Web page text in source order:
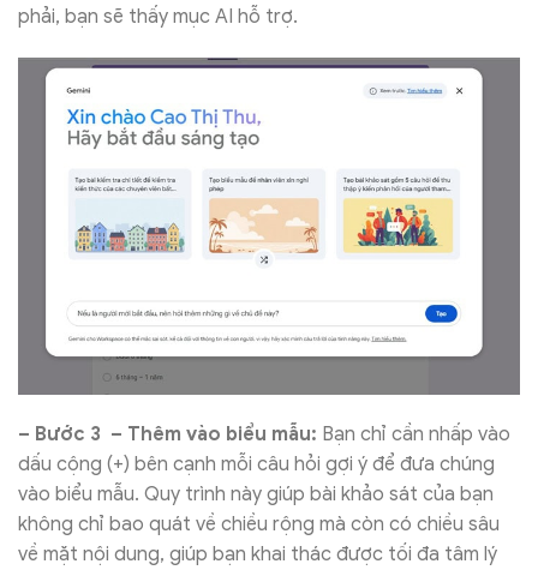
phải, bạn sẽ thấy mục AI hỗ trợ.
– Bước 3 – Thêm vào biểu mẫu: Bạn chỉ cần nhấp vào
dấu cộng (+) bên cạnh mỗi câu hỏi gợi ý để đưa chúng
vào biểu mẫu. Quy trình này giúp bài khảo sát của bạn
không chỉ bao quát về chiều rộng mà còn có chiều sâu
về mặt nội dung, giúp bạn khai thác được tối đa tâm lý